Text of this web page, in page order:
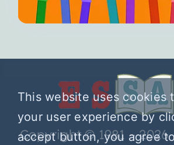
Copyright © 1981 –
This website uses cookies
your user experience by
accept button, you agree